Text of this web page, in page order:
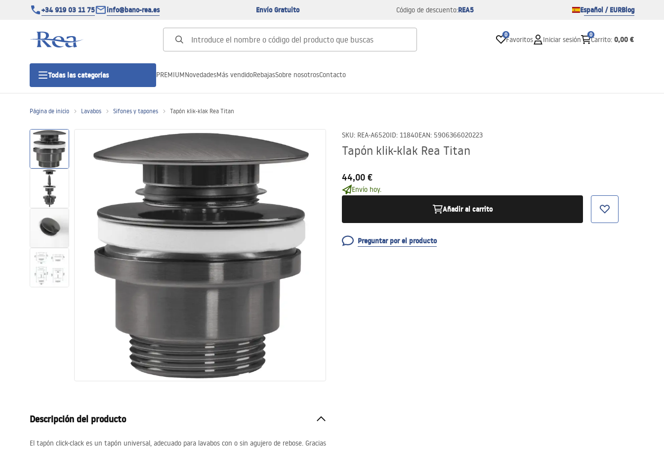
+34 919 03 11 75 info@bano-rea.es Envío Gratuito Código de descuento:REA5 Español / EURBlog
0
Favoritos Iniciar sesión
0
Carrito: 0,00 €
Todas las categorías
Puertas de ducha
Drenajes lineales
Inodoro, Bidé
Lavabos
Bañeras y mamparas
PREMIUMNovedadesMás vendidoRebajasSobre nosotrosContacto
Página de inicio Lavabos Sifones y tapones Tapón klik-klak Rea Titan
SKU: REA-A6520ID: 11840EAN: 5906366020223
Tapón klik-klak Rea Titan
44,00 €
Envío hoy.
Añadir al carrito
Preguntar por el producto
Descripción del producto
El tapón click-clack es un tapón universal, adecuado para lavabos con o sin agujero de rebose. Gracias